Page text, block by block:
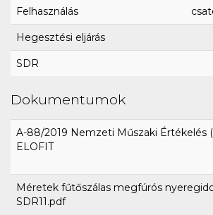
Felhasználás
Hegesztési eljárás
SDR
Dokumentumok
A-88/2019 Nemzeti Műszaki Értékelés
ELOFIT
Méretek fűtőszálas megfúrós
SDR11.pdf